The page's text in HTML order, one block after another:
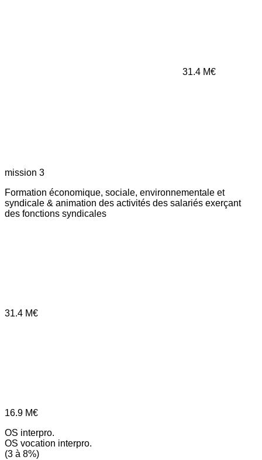
31.4 M€
mission 3
Formation économique, sociale, environnementale et
syndicale & animation des activités des salariés exerçant
des fonctions syndicales
31.4 M€
16.9 M€
OS interpro.
OS vocation interpro.
(3 à 8%)